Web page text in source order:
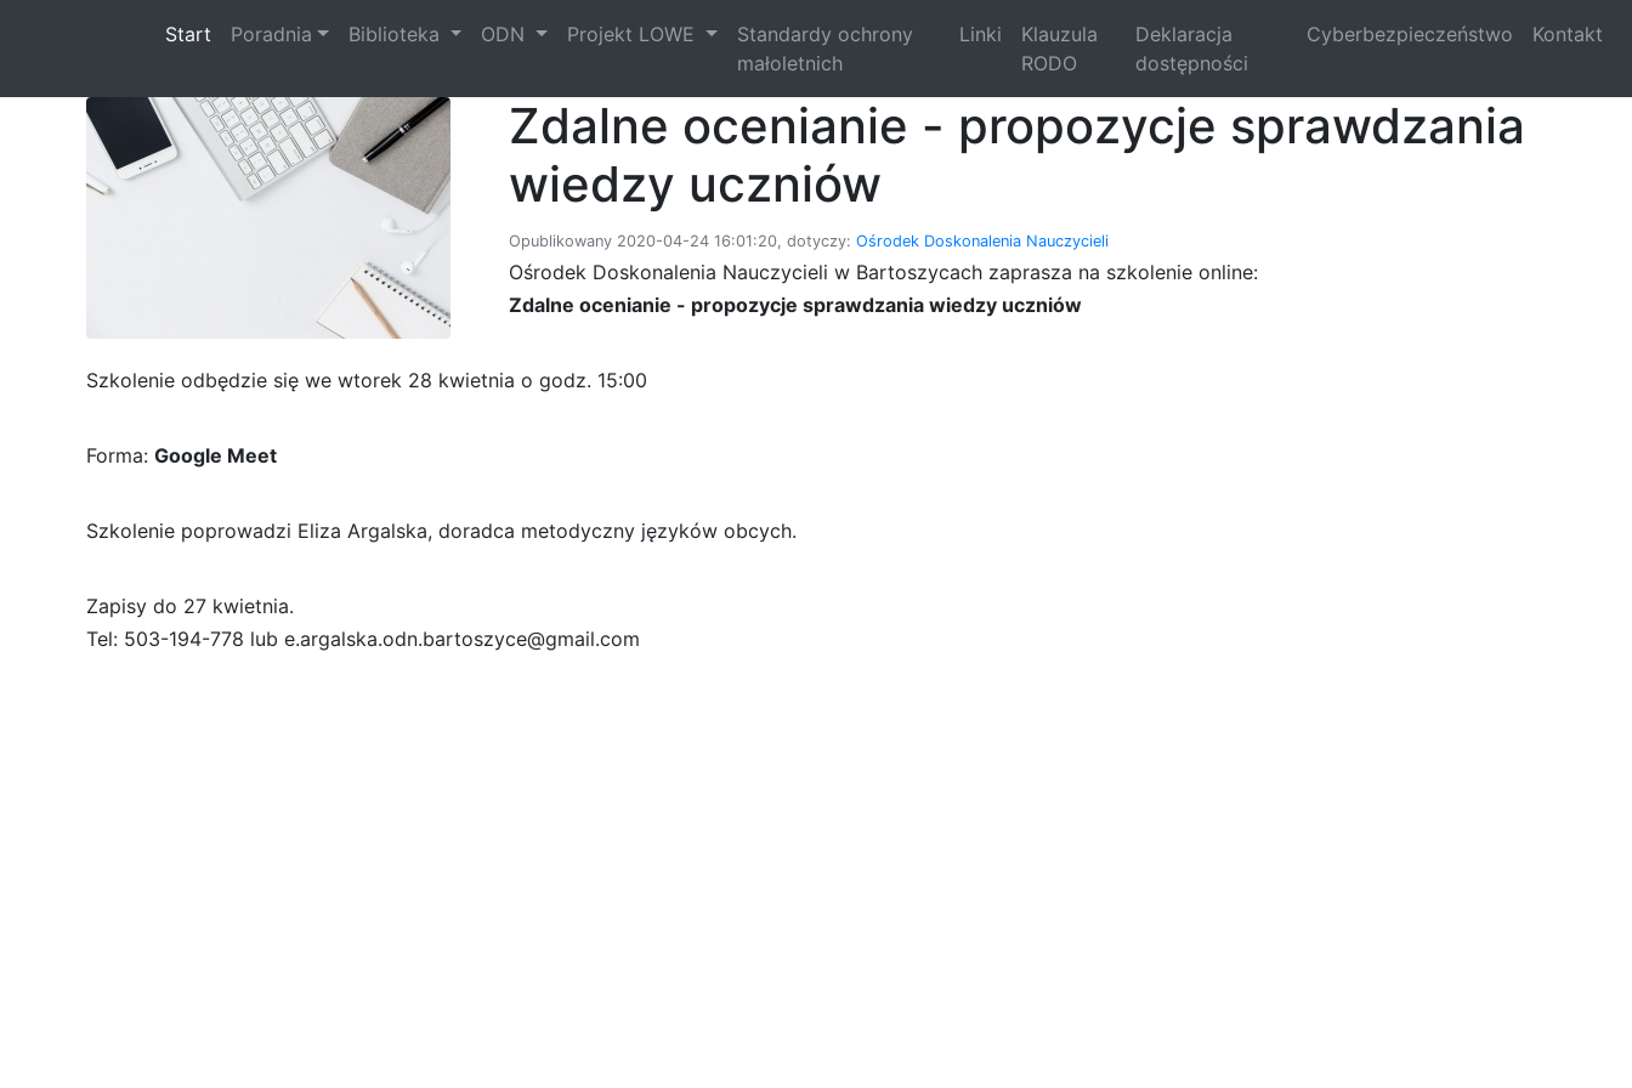
Start (current)
Poradnia Biblioteka ODN Projekt LOWE
Standardy ochrony
małoletnich
Linki
Klauzula
RODO
Deklaracja
dostępności
Cyberbezpieczeństwo Kontakt
Zdalne ocenianie - propozycje sprawdzania
wiedzy uczniów
Opublikowany 2020-04-24 16:01:20, dotyczy: Ośrodek Doskonalenia Nauczycieli
Ośrodek Doskonalenia Nauczycieli w Bartoszycach zaprasza na szkolenie online:
Zdalne ocenianie - propozycje sprawdzania wiedzy uczniów
Szkolenie odbędzie się we wtorek 28 kwietnia o godz. 15:00
Forma: Google Meet
Szkolenie poprowadzi Eliza Argalska, doradca metodyczny języków obcych.
Zapisy do 27 kwietnia.
Tel: 503-194-778 lub e.argalska.odn.bartoszyce@gmail.com